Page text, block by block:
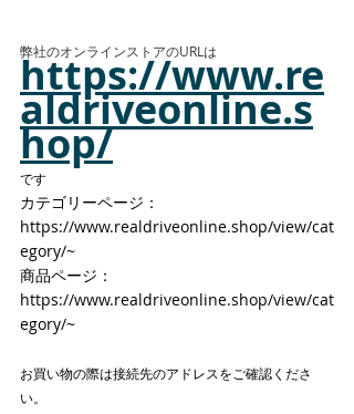
弊社のオンラインストアのURLは
https://www.re
aldriveonline.s
hop/
です
カテゴリーページ：
https://www.realdriveonline.shop/view/cat
egory/~
商品ページ：
https://www.realdriveonline.shop/view/cat
egory/~
お買い物の際は接続先のアドレスをご確認くださ
い。